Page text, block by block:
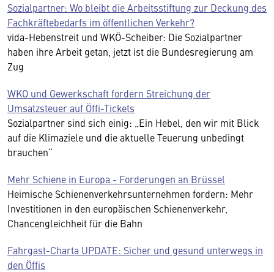
Sozialpartner: Wo bleibt die Arbeitsstiftung zur Deckung des
Fachkräftebedarfs im öffentlichen Verkehr?
vida-Hebenstreit und WKÖ-Scheiber: Die Sozialpartner
haben ihre Arbeit getan, jetzt ist die Bundesregierung am
Zug
WKO und Gewerkschaft fordern Streichung der
Umsatzsteuer auf Öffi-Tickets
Sozialpartner sind sich einig: „Ein Hebel, den wir mit Blick
auf die Klimaziele und die aktuelle Teuerung unbedingt
brauchen“
Mehr Schiene in Europa - Forderungen an Brüssel
Heimische Schienenverkehrsunternehmen fordern: Mehr
Investitionen in den europäischen Schienenverkehr,
Chancengleichheit für die Bahn
Fahrgast-Charta UPDATE: Sicher und gesund unterwegs in
den Öffis